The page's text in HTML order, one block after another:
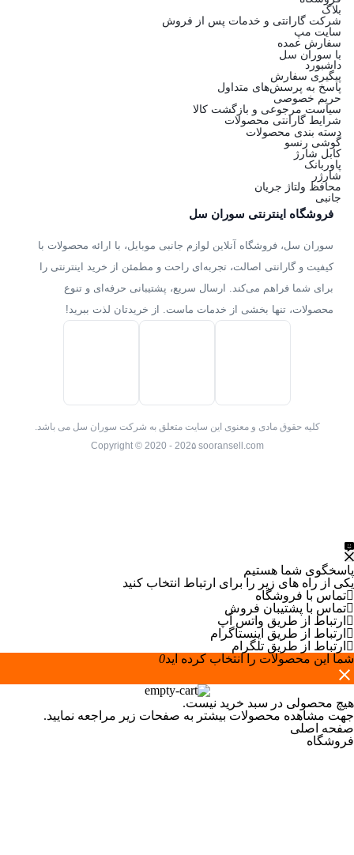
بلاگ
شرکت گارانتی و خدمات پس از فروش
سایت مپ
سفارش عمده
با سوران سل
داشبورد
پیگیری سفارش
پاسخ به پرسش‌های متداول
حریم خصوصی
سیاست مرجوعی و بازگشت کالا
شرایط گارانتی محصولات
دسته بندی محصولات
گوشی رنسو
کابل شارژ
پاوربانک
شارژر
محافظ ولتاژ جریان
جانبی
فروشگاه اینترنتی سوران سل
سوران سل، فروشگاه آنلاین لوازم جانبی موبایل، با ارائه محصولات با
کیفیت و گارانتی اصالت، تجربه‌ای راحت و مطمئن از خرید اینترنتی را
برای شما فراهم می‌کند. ارسال سریع، پشتیبانی حرفه‌ای و تنوع
محصولات، تنها بخشی از خدمات ماست. از خریدتان لذت ببرید!
کلیه حقوق مادی و معنوی این سایت متعلق به شرکت سوران سل می باشد.
Copyright © 2020 - 202۵ sooransell.com
پاسخگوی شما هستیم
یکی از راه های زیر را برای ارتباط انتخاب کنید
تماس با فروشگاه
تماس با پشتیبان فروش
ارتباط از طریق واتس آپ
ارتباط از طریق اینستاگرام
ارتباط از طریق تلگرام
شما این محصولات را انتخاب کرده اید0
هیچ محصولی در سبد خرید نیست.
جهت مشاهده محصولات بیشتر به صفحات زیر مراجعه نمایید.
صفحه اصلی
فروشگاه